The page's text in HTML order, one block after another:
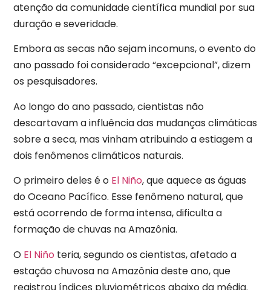
atenção da comunidade científica mundial por sua
duração e severidade.
Embora as secas não sejam incomuns, o evento do
ano passado foi considerado “excepcional”, dizem
os pesquisadores.
Ao longo do ano passado, cientistas não
descartavam a influência das mudanças climáticas
sobre a seca, mas vinham atribuindo a estiagem a
dois fenômenos climáticos naturais.
O primeiro deles é o El Niño, que aquece as águas
do Oceano Pacífico. Esse fenômeno natural, que
está ocorrendo de forma intensa, dificulta a
formação de chuvas na Amazônia.
O El Niño teria, segundo os cientistas, afetado a
estação chuvosa na Amazônia deste ano, que
registrou índices pluviométricos abaixo da média.